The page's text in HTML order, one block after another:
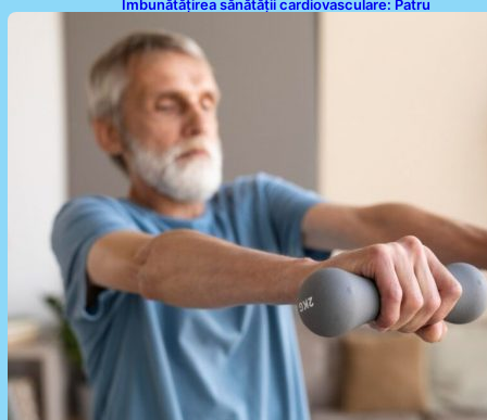
Îmbunătățirea sănătății cardiovasculare: Patru
la domiciliu